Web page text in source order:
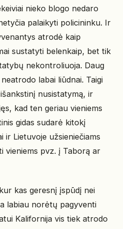
nieko blogo nedaro
palaikyti policininku. Ir
atrodė kaip
sustatyti belenkaip, bet tik
nekontroliuoja. Daug
labai liūdnai. Taigi
nusistatymą, ir
kad ten geriau vieniems
gidas sudarė kitokį
ir Lietuvoje užsieniečiams
vieniems pvz. į Taborą ar
kas geresnį įspūdį nei
labiau norėtų pagyventi
Kalifornija vis tiek atrodo